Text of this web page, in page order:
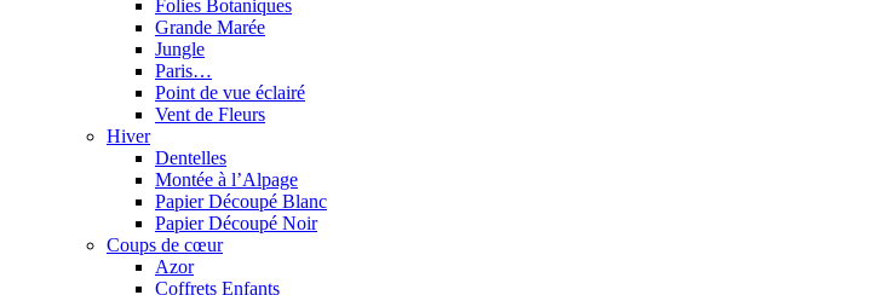
Folies Botaniques
Grande Marée
Jungle
Paris…
Point de vue éclairé
Vent de Fleurs
Hiver
Dentelles
Montée à l’Alpage
Papier Découpé Blanc
Papier Découpé Noir
Coups de cœur
Azor
Coffrets Enfants